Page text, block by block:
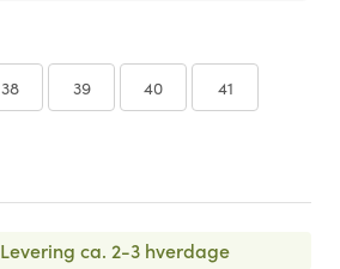
38 39 40 41
Levering ca. 2-3 hverdage